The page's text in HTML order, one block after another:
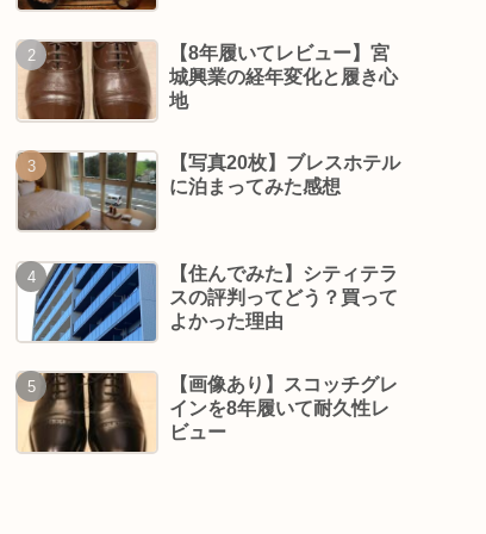
【8年履いてレビュー】宮
城興業の経年変化と履き心
地
【写真20枚】ブレスホテル
に泊まってみた感想
【住んでみた】シティテラ
スの評判ってどう？買って
よかった理由
【画像あり】スコッチグレ
インを8年履いて耐久性レ
ビュー